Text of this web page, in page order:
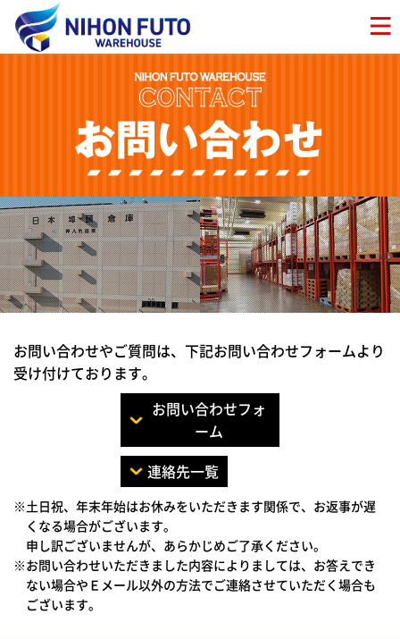
お問い合わせやご質問は、下記お問い合わせフォームより
受け付けております。
お問い合わせフォ
ーム
連絡先一覧
※土日祝、年末年始はお休みをいただきます関係で、お返事が遅
くなる場合がございます。
申し訳ございませんが、あらかじめご了承ください。
※お問い合わせいただきました内容によりましては、お答えでき
ない場合やＥメール以外の方法でご連絡させていただく場合も
ございます。